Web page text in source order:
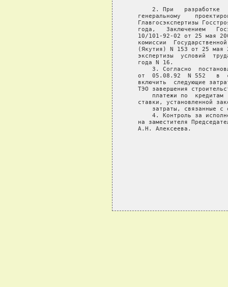
2. При   разработке
генеральному
Главгосэкспертизы
года,   Заключением
10/101-92-02 от 25 мая
комиссии
(Якутия) N 153 от 25 мая
экспертизы  условий
   года N 16.
3. Согласно
от  05.08.92  N 552   в
включить  следующие
ТЭО завершения
платежи по  кредитам
ставки, установленной
затраты, связанные с
4. Контроль за
на заместителя
   А.Н. Алексеева.